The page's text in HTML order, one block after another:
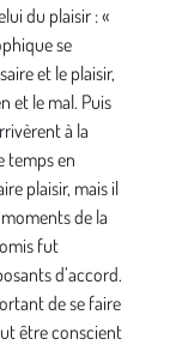
du plaisir : «
se
et le plaisir,
et le mal. Puis
à la
temps en
plaisir, mais il
de la
fut
d’accord.
de se faire
être conscient